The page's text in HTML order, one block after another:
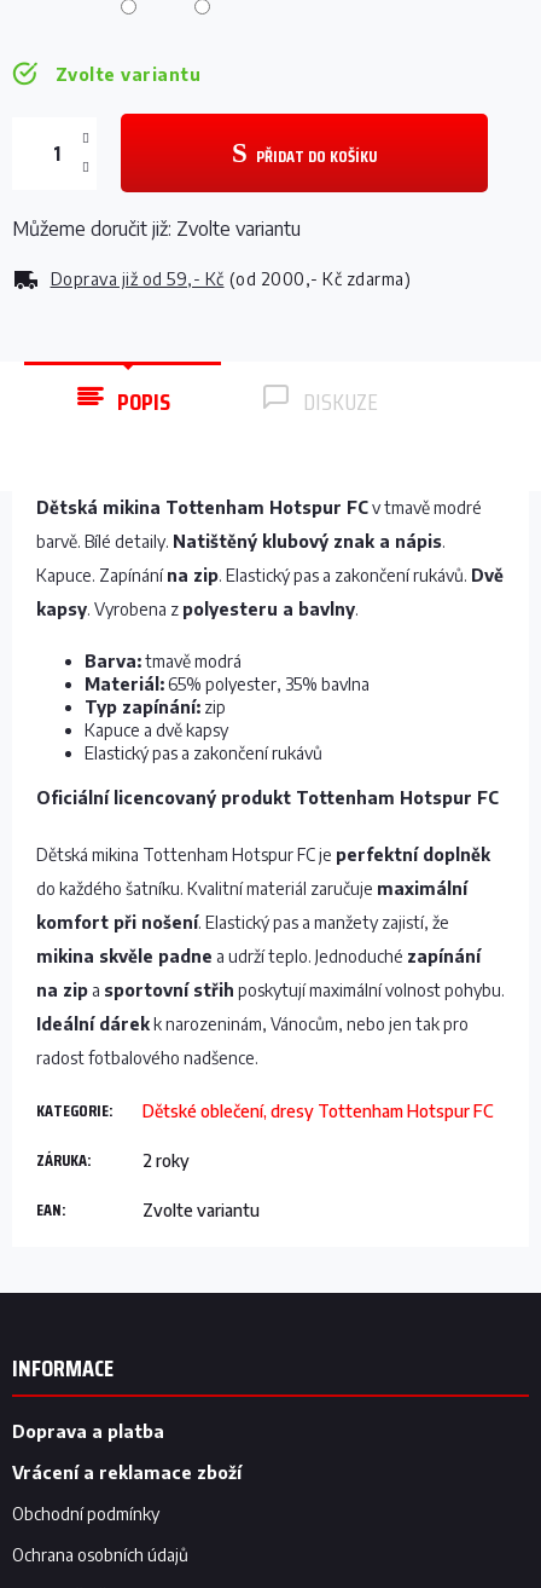
Zvolte variantu
Doprava již od 59,- Kč (od 2000,- Kč zdarma)
PŘIDAT DO KOŠÍKU
Můžeme doručit již: Zvolte variantu
POPIS DISKUZE
Dětská mikina Tottenham Hotspur FCv tmavě modré
barvě. Bílé detaily. Natištěný klubový znak a nápis.
Kapuce. Zapínánína zip. Elastický pas a zakončení rukávů. Dvě
kapsy. Vyrobena z polyesteru a bavlny.
Barva:tmavě modrá
Materiál:65% polyester, 35% bavlna
Typ zapínání: zip
Kapuce a dvě kapsy
Elastický pas a zakončení rukávů
Oficiální licencovaný produkt Tottenham Hotspur FC
Dětská mikina Tottenham Hotspur FC je perfektní doplněk
do každého šatníku. Kvalitní materiál zaručuje maximální
komfort při nošení. Elastický pas a manžety zajistí, že
mikina skvěle padne a udrží teplo. Jednoduché zapínání
na zip a sportovní střih poskytují maximální volnost pohybu.
Ideální dárekk narozeninám, Vánocům, nebo jen tak pro
radost fotbalového nadšence.
KATEGORIE: Dětské oblečení, dresy Tottenham Hotspur FC
ZÁRUKA: 2 roky
EAN: Zvolte variantu
Z
INFORMACE
Doprava a platba
Vrácení a reklamace zboží
Obchodní podmínky
Ochrana osobních údajů